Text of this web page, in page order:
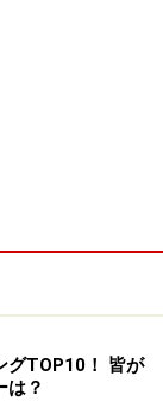
法で行い、なる
びの際は保存方
次のページへ
グTOP10！ 皆が
は？